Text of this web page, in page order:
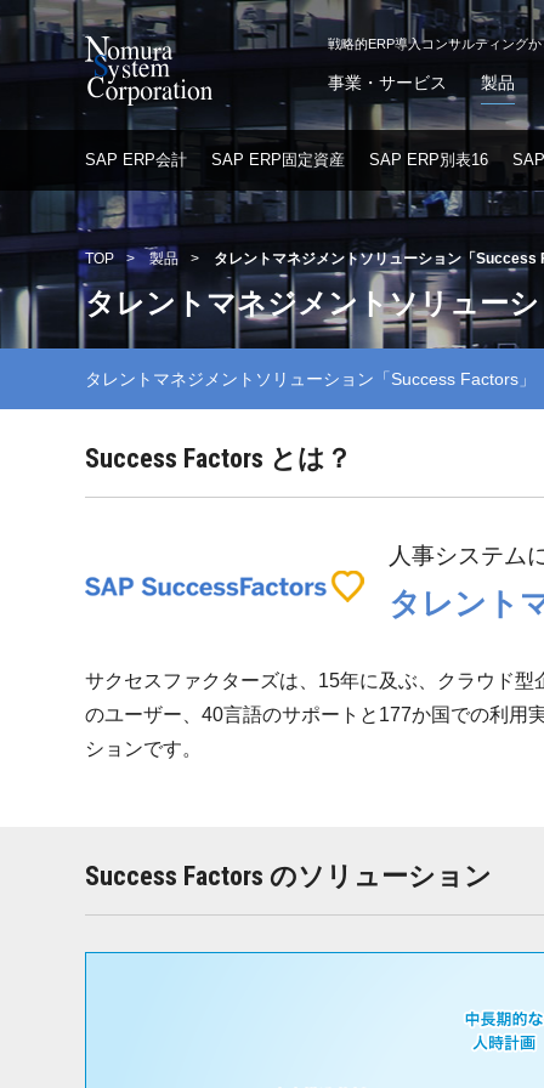
戦略的ERP導入コンサルティング
事業・サービス 製品
SAP ERP会計 SAP ERP固定資産 SAP ERP別表16
TOP > 製品 > タレントマネジメントソリューション「Success
タレントマネジメントソリューシ
タレントマネジメントソリューション「Success Factors」
Success Factors とは？
人事システム
タレント
サクセスファクターズは、15年に及ぶ、クラウド
のユーザー、40言語のサポートと177か国での利用
ションです。
Success Factors のソリューション